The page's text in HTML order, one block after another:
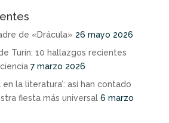
de «Drácula» 26 mayo 2026
Turín: 10 hallazgos recientes
7 marzo 2026
en la literatura’: así han contado
fiesta más universal 6 marzo